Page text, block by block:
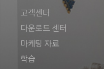
고객센터
다운로드 센터
마케팅 자료
학습